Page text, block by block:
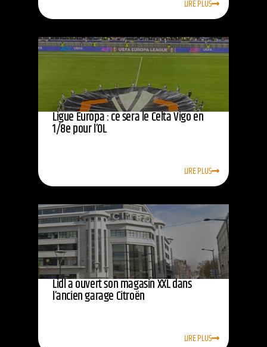
LIRE PLUS
Ligue Europa : ce sera le Celta Vigo en
1/8e pour l’OL
LIRE PLUS
Lidl a ouvert son magasin XXL dans
l’ancien garage Citroën
LIRE PLUS